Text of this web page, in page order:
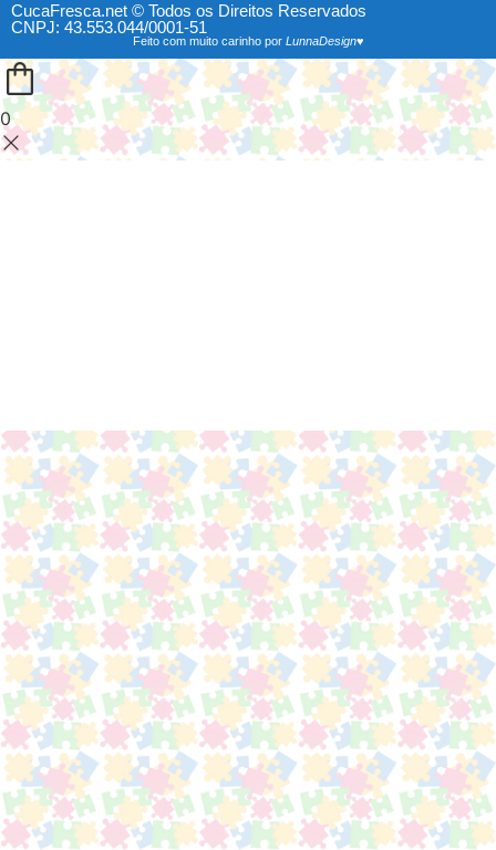
CucaFresca.net © Todos os Direitos Reservados
CNPJ: 43.553.044/0001-51
Feito com muito carinho por LunnaDesign♥
0